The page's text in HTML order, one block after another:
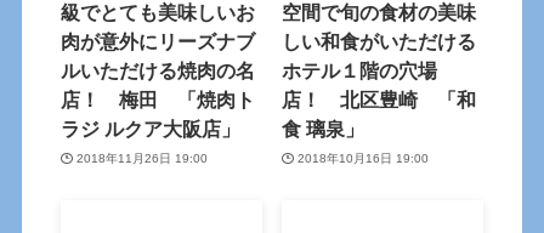
級でとても美味しいお
肉が意外にリーズナブ
ルいただける焼肉の名
店！ 梅田 「焼肉ト
ラジ ルクア大阪店」
2018年11月26日 19:00
空間で旬の食材の美味
しい和食がいただける
ホテル１階の穴場
店！ 北区豊崎 「和
食 璃泉」
2018年10月16日 19:00